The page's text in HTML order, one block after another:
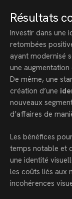
Résultats
Investir dans une
retombées
ayant modernisé
une
De même, une
création d’une
nouveaux
d’affaires de
Les bénéfices
temps notable et
une identité
les coûts liés aux
incohérences